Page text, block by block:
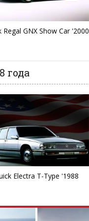
Regal GNX Show Car '2000
года
Electra T-Type '1988